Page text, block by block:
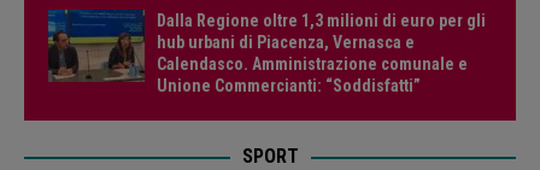
Dalla Regione oltre 1,3 milioni di euro per gli
hub urbani di Piacenza, Vernasca e
Calendasco. Amministrazione comunale e
Unione Commercianti: “Soddisfatti”
SPORT